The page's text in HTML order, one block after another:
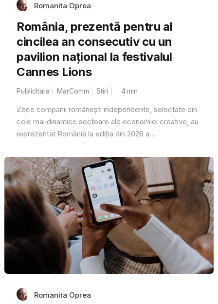
Romanita Oprea
România, prezentă pentru al
cincilea an consecutiv cu un
pavilion național la festivalul
Cannes Lions
Publicitate MarComm Stiri 4min
Zece companii românești independente, selectate din
cele mai dinamice sectoare ale economiei creative, au
reprezentat România la ediția din 2026 a...
Romanita Oprea